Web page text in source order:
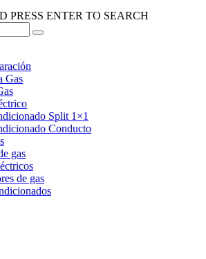
PRESS ENTER TO SEARCH
Gas
Split 1×1
Conducto
gas
de gas